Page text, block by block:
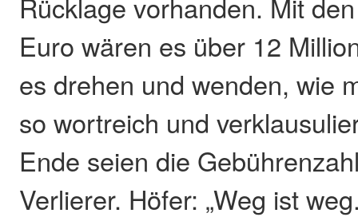
Euro wären es über 12
es drehen und wenden, wie
so wortreich und
Ende seien die
Verlierer. Höfer: „Weg ist